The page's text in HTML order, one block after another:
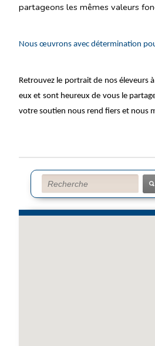
partageons les mêmes valeurs
Nous œuvrons avec détermination
Retrouvez le portrait de nos éleveurs
eux et sont heureux de vous le
votre soutien nous rend fiers et nous